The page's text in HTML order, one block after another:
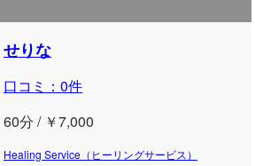
せりな
口コミ：0件
60分 / ￥7,000
Healing Service（ヒーリングサービス）